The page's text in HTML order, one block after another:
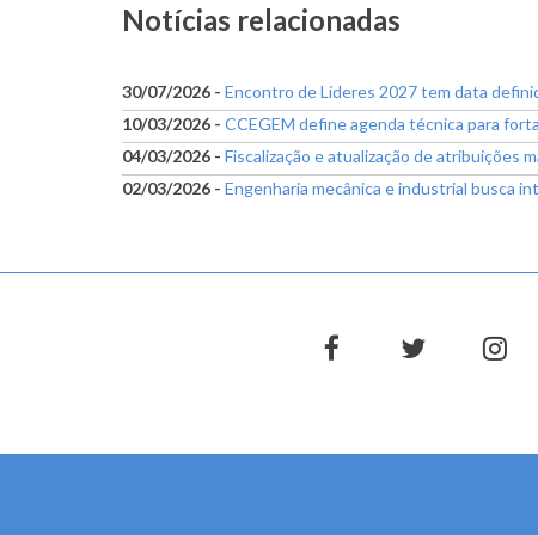
Notícias relacionadas
30/07/2026 - Encontro de Líderes 2027 tem data
10/03/2026 - CCEGEM define agenda técnica para
04/03/2026 - Fiscalização e atualização de atribuições
02/03/2026 - Engenharia mecânica e industrial busca
facebooktwitter